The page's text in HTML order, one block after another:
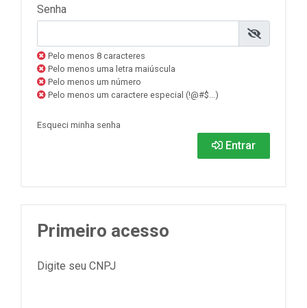
Senha
Pelo menos 8 caracteres
Pelo menos uma letra maiúscula
Pelo menos um número
Pelo menos um caractere especial (!@#$...)
Esqueci minha senha
Entrar
Primeiro acesso
Digite seu CNPJ